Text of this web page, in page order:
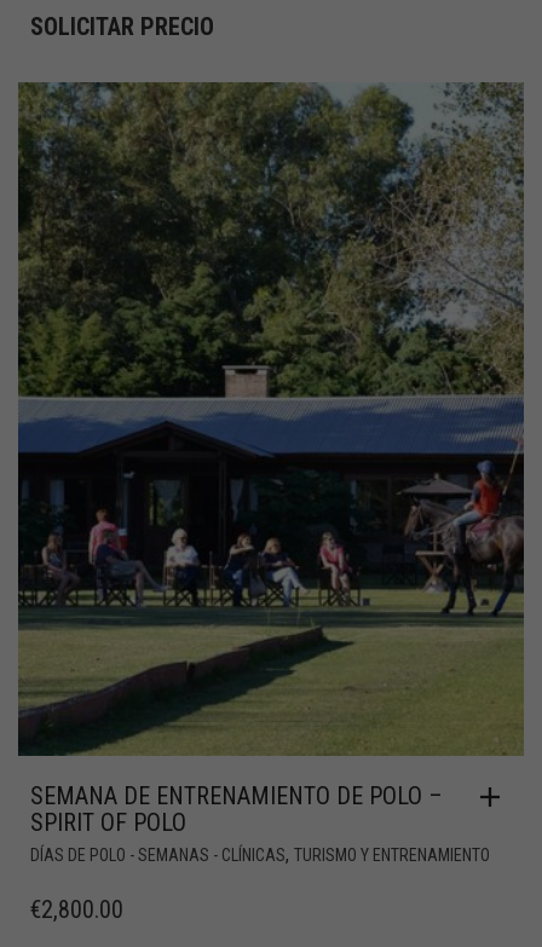
SOLICITAR PRECIO
SEMANA DE ENTRENAMIENTO DE POLO –
SPIRIT OF POLO
DÍAS DE POLO - SEMANAS - CLÍNICAS, TURISMO Y ENTRENAMIENTO
€2,800.00